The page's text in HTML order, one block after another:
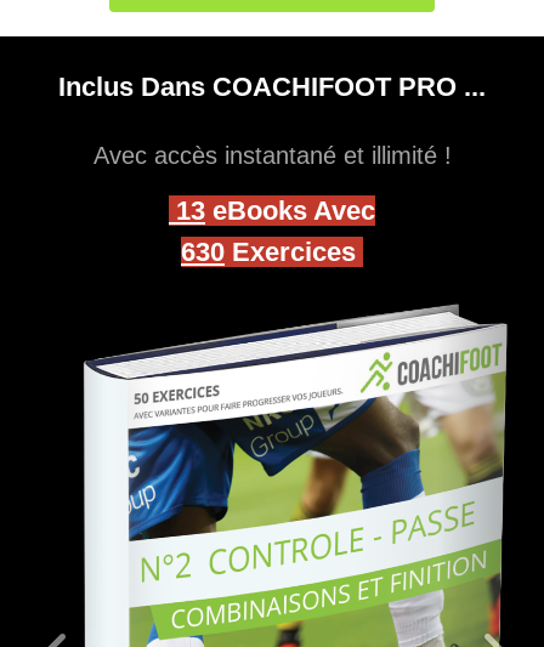
Inclus Dans COACHIFOOT PRO ...
Avec accès instantané et illimité !
13 eBooks Avec
630 Exercices